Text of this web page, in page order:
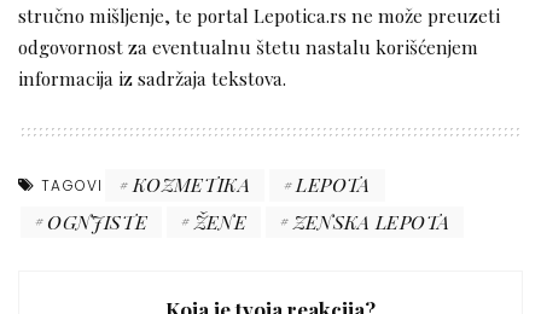
stručno mišljenje, te portal Lepotica.rs ne može preuzeti
odgovornost za eventualnu štetu nastalu korišćenjem
informacija iz sadržaja tekstova.
TAGOVI KOZMETIKA
LEPOTA
OGNJISTE
ŽENE ZENSKA LEPOTA